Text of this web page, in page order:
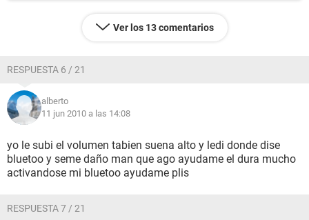
Ver los 13 comentarios
RESPUESTA 6 / 21
alberto
11 jun 2010 a las 14:08
yo le subi el volumen tabien suena alto y ledi donde dise
bluetoo y seme daño man que ago ayudame el dura mucho
activandose mi bluetoo ayudame plis
RESPUESTA 7 / 21